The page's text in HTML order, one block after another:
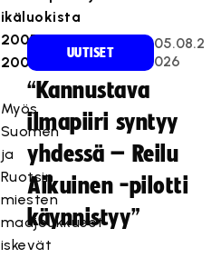
ikäluokista
2005–
2007.
Myös
Suomen
ja
Ruotsin
miesten
maajoukkueet
iskevät
UUTISET
05.08.2
026
“Kannustava
ilmapiiri syntyy
yhdessä – Reilu
Aikuinen -pilotti
käynnistyy”